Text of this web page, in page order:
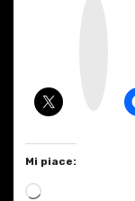
Mi piace:
C